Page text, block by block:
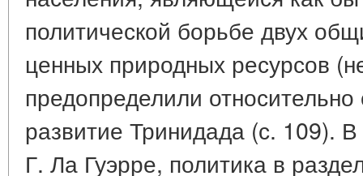
политической борьбе двух
ценных природных ресурсов
предопределили
развитие Тринидада (с. 109).
Г. Ла Гуэрре, политика в